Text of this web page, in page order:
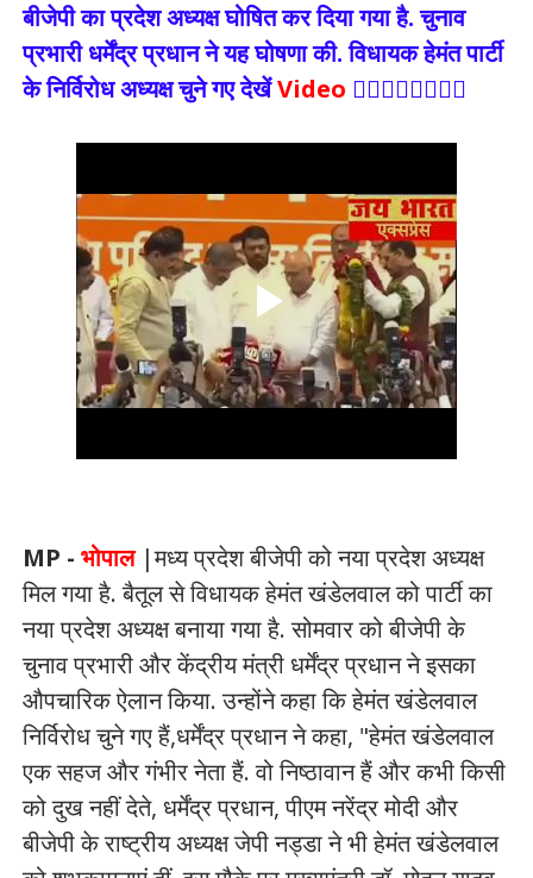
बीजेपी का प्रदेश अध्यक्ष घोषित कर दिया गया है. चुनाव
प्रभारी धर्मेंद्र प्रधान ने यह घोषणा की. विधायक हेमंत पार्टी
के निर्विरोध अध्यक्ष चुने गए देखेंVideo 👇🏻👇🏻👇🏻👇🏻
MP - भोपाल|मध्य प्रदेश बीजेपी को नया प्रदेश अध्यक्ष
मिल गया है. बैतूल से विधायक हेमंत खंडेलवाल को पार्टी का
नया प्रदेश अध्यक्ष बनाया गया है. सोमवार को बीजेपी के
चुनाव प्रभारी और केंद्रीय मंत्री धर्मेंद्र प्रधान ने इसका
औपचारिक ऐलान किया. उन्होंने कहा कि हेमंत खंडेलवाल
निर्विरोध चुने गए हैं,धर्मेंद्र प्रधान ने कहा, "हेमंत खंडेलवाल
एक सहज और गंभीर नेता हैं. वो निष्ठावान हैं और कभी किसी
को दुख नहीं देते, धर्मेंद्र प्रधान, पीएम नरेंद्र मोदी और
बीजेपी के राष्ट्रीय अध्यक्ष जेपी नड्डा ने भी हेमंत खंडेलवाल